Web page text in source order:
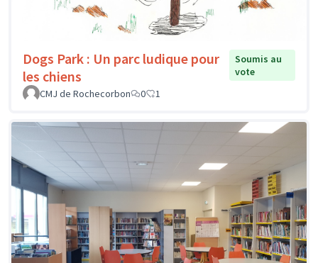
Dogs Park : Un parc ludique pour
les chiens
Soumis au
vote
CMJ de Rochecorbon
0 1